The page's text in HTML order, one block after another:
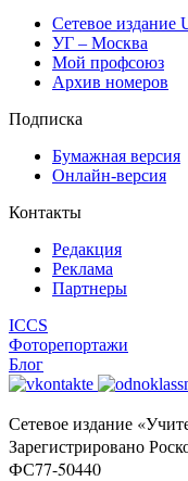
Сетевое издание
УГ – Москва
Мой профсоюз
Архив номеров
Подписка
Бумажная версия
Онлайн-версия
Контакты
Редакция
Реклама
Партнеры
ICCS
Фоторепортажи
Блог
Сетевое издание
Зарегистрировано
ФС77-50440